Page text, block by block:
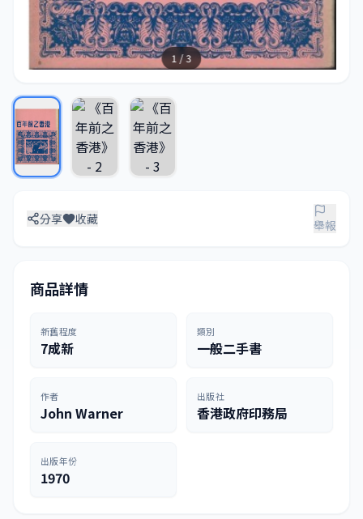
1 / 3
分享 收藏 舉報
商品詳情
新舊程度
7成新
類別
一般二手書
作者
John Warner
出版社
香港政府印務局
出版年份
1970